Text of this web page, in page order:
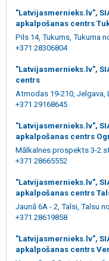
"Latvijasmernieks.lv",
apkalpošanas centrs
Pils 14, Tukums, Tukuma
+371 28306804
"Latvijasmernieks.lv",
centrs
Atmodas 19-210, Jelgava,
+371 29168645
"Latvijasmernieks.lv",
apkalpošanas centrs
Mālkalnes prospekts 3-
+371 28665552
"Latvijasmernieks.lv",
apkalpošanas centrs
Jaunā 6A - 2, Talsi, Talsu
+371 28619858
"Latvijasmernieks.lv",
apkalpošanas centrs